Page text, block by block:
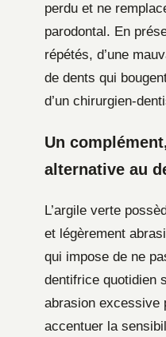
perdu et ne
parodontal. En
répétés, d’une
de dents qui
d’un chirurgien-
Un
alternative au
L’argile verte
et légèrement
qui impose de ne
dentifrice quotidien
abrasion excessive
accentuer la